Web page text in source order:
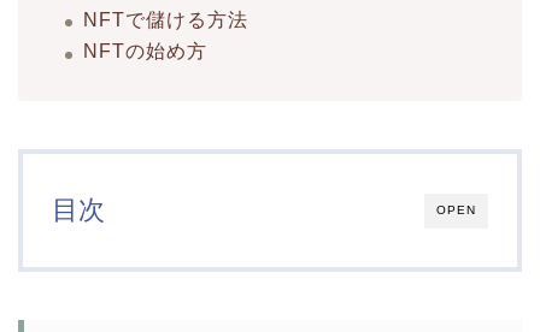
NFTで儲ける方法
NFTの始め方
OPEN
目次